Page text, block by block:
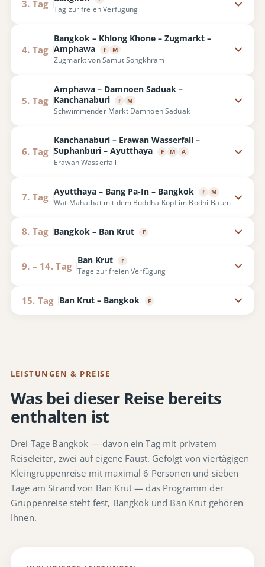
3. Tag Tag zur freien Verfügung
4. Tag
Bangkok – Khlong Khone – Zugmarkt –
Amphawa
F M
Zugmarkt von Samut Songkhram
5. Tag
Amphawa – Damnoen Saduak –
Kanchanaburi
F M
Schwimmender Markt Damnoen Saduak
6. Tag
Kanchanaburi – Erawan Wasserfall –
Suphanburi – Ayutthaya
F M A
Erawan Wasserfall
7. Tag
Ayutthaya – Bang Pa-In – Bangkok F M
Wat Mahathat mit dem Buddha-Kopf im Bodhi-Baum
8. Tag Bangkok – Ban Krut F
9. – 14. Tag
Ban Krut F
Tage zur freien Verfügung
15. Tag Ban Krut – Bangkok F
LEISTUNGEN & PREISE
Was bei dieser Reise bereits
enthalten ist
Drei Tage Bangkok — davon ein Tag mit privatem
Reiseleiter, zwei auf eigene Faust. Gefolgt von viertägigen
Kleingruppenreise mit maximal 6 Personen und sieben
Tage am Strand von Ban Krut — das Programm der
Gruppenreise steht fest, Bangkok und Ban Krut gehören
Ihnen.